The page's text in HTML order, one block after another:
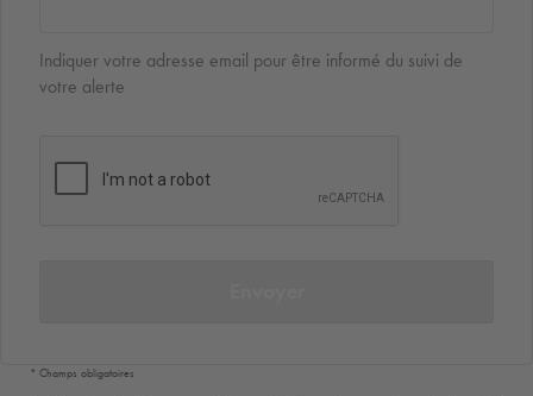
Indiquer votre adresse email pour être informé du suivi de
votre alerte
* Champs obligatoires